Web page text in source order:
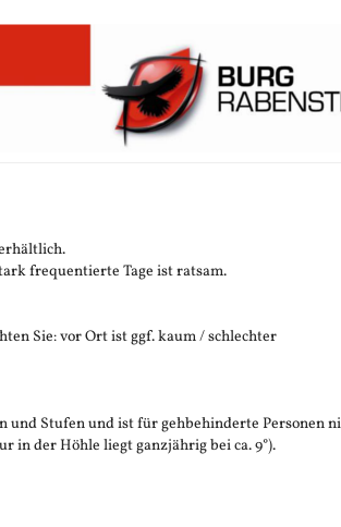
frequentierte Tage ist ratsam.
Sie: vor Ort ist ggf. kaum / schlechter
und Stufen und ist für gehbehinderte Personen
in der Höhle liegt ganzjährig bei ca. 9°).